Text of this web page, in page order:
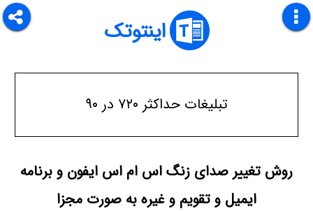
اینتوتک
تبلیغات حداکثر ۷۲۰ در ۹۰
روش تغییر صدای زنگ اس ام اس ایفون و برنامه
ایمیل و تقویم و غیره به صورت مجزا